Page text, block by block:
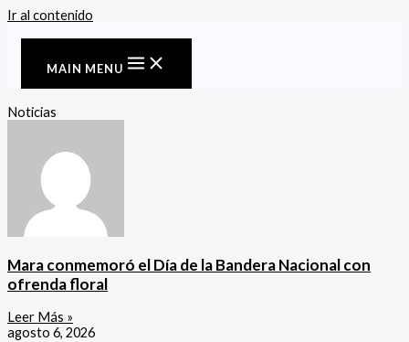
Ir al contenido
MAIN MENU
Noticias
Mara conmemoró el Día de la Bandera Nacional con
ofrenda floral
Leer Más »
agosto 6, 2026